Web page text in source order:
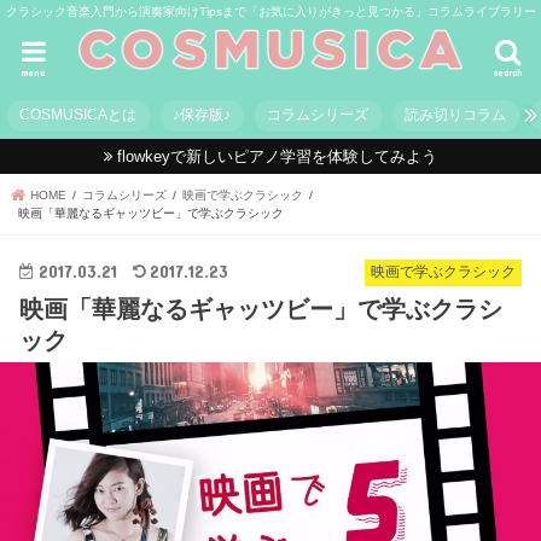
クラシック音楽入門から演奏家向けTipsまで「お気に入りがきっと見つかる」コラムライブラリー
search
menu
COSMUSICAとは ♪保存版♪ コラムシリーズ 読み切りコラム
flowkeyで新しいピアノ学習を体験してみよう
HOME コラムシリーズ
映画で学ぶクラシック
映画「華麗なるギャッツビー」で学ぶクラシック
映画で学ぶクラシック
2017.03.21 2017.12.23
映画「華麗なるギャッツビー」で学ぶクラシ
ック